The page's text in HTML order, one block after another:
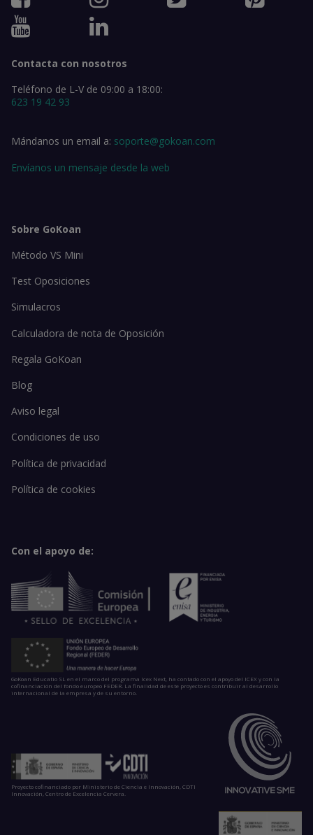
Contacta con nosotros
Teléfono de L-V de 09:00 a 18:00:
623 19 42 93
Mándanos un email a: soporte@gokoan.com
Envíanos un mensaje desde la web
Sobre GoKoan
Método VS Mini
Test Oposiciones
Simulacros
Calculadora de nota de Oposición
Regala GoKoan
Blog
Aviso legal
Condiciones de uso
Política de privacidad
Política de cookies
Con el apoyo de:
GoKoan Educatio SL en el marco del programa Icex Next, ha contado con el apoyo del ICEX y con la
cofinanciación del fondo europeo FEDER. La finalidad de este proyecto es contribuir al desarrollo
internacional de la empresa y de su entorno.
Proyecto cofinanciado por Ministerio de Ciencia e Innovación, CDTI
Innovación, Centro de Excelencia Cervera.